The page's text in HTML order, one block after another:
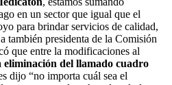
en un sector que igual que el
para brindar servicios de calidad,
también presidenta de la Comisión
que entre la modificaciones al
eliminación del llamado cuadro
dijo “no importa cuál sea el